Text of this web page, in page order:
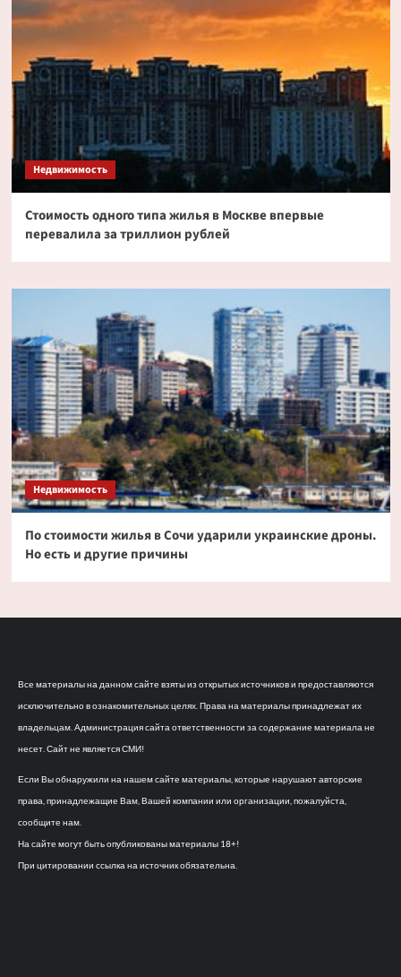
Недвижимость
Стоимость одного типа жилья в Москве впервые
перевалила за триллион рублей
Недвижимость
По стоимости жилья в Сочи ударили украинские дроны.
Но есть и другие причины
Все материалы на данном сайте взяты из открытых источников и предоставляются
исключительно в ознакомительных целях. Права на материалы принадлежат их
владельцам. Администрация сайта ответственности за содержание материала не
несет. Сайт не является СМИ!
Если Вы обнаружили на нашем сайте материалы, которые нарушают авторские
права, принадлежащие Вам, Вашей компании или организации, пожалуйста,
сообщите нам.
На сайте могут быть опубликованы материалы 18+!
При цитировании ссылка на источник обязательна.